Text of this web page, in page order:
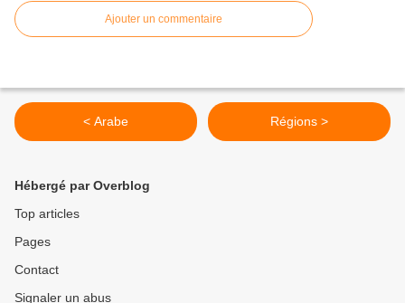
Ajouter un commentaire
< Arabe Régions >
Hébergé par Overblog
Top articles
Pages
Contact
Signaler un abus